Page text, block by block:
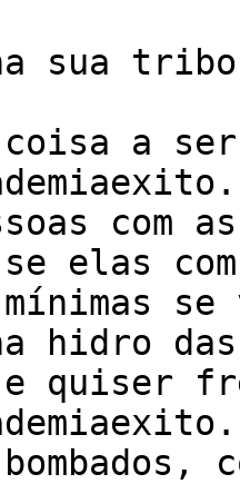
sua tribo
com
elas
mínimas
hidro das
e quiser